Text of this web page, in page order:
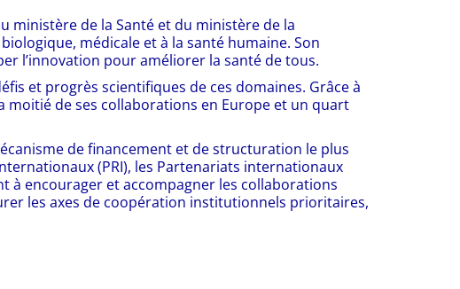
ministère de la Santé et du ministère de la
médicale et à la santé humaine. Son
l’innovation pour améliorer la santé de tous.
et progrès scientifiques de ces domaines. Grâce à
moitié de ses collaborations en Europe et un quart
de financement et de structuration le plus
(PRI), les Partenariats internationaux
à encourager et accompagner les collaborations
les axes de coopération institutionnels prioritaires,